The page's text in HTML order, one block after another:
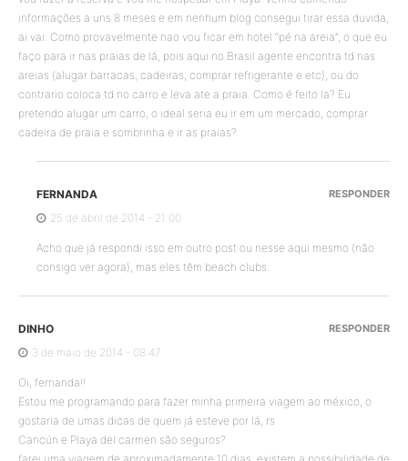
informações a uns 8 meses e em nenhum blog consegui tirar essa duvida,
ai vai: Como provavelmente nao vou ficar em hotel “pé na areia”, o que eu
faço para ir nas praias de lá, pois aqui no Brasil agente encontra td nas
areias (alugar barracas, cadeiras, comprar refrigerante e etc), ou do
contrario coloca td no carro e leva ate a praia. Como é feito la? Eu
pretendo alugar um carro, o ideal seria eu ir em um mercado, comprar
cadeira de praia e sombrinha e ir as praias?
FERNANDA
25 de abril de 2014 - 21:00
Acho que já respondi isso em outro post ou nesse aqui mesmo (não
consigo ver agora), mas eles têm beach clubs.
RESPONDER
DINHO
3 de maio de 2014 - 08:47
Oi, fernanda!!
Estou me programando para fazer minha primeira viagem ao méxico, o
gostaria de umas dicas de quem já esteve por lá, rs
Cancún e Playa del carmen são seguros?
RESPONDER